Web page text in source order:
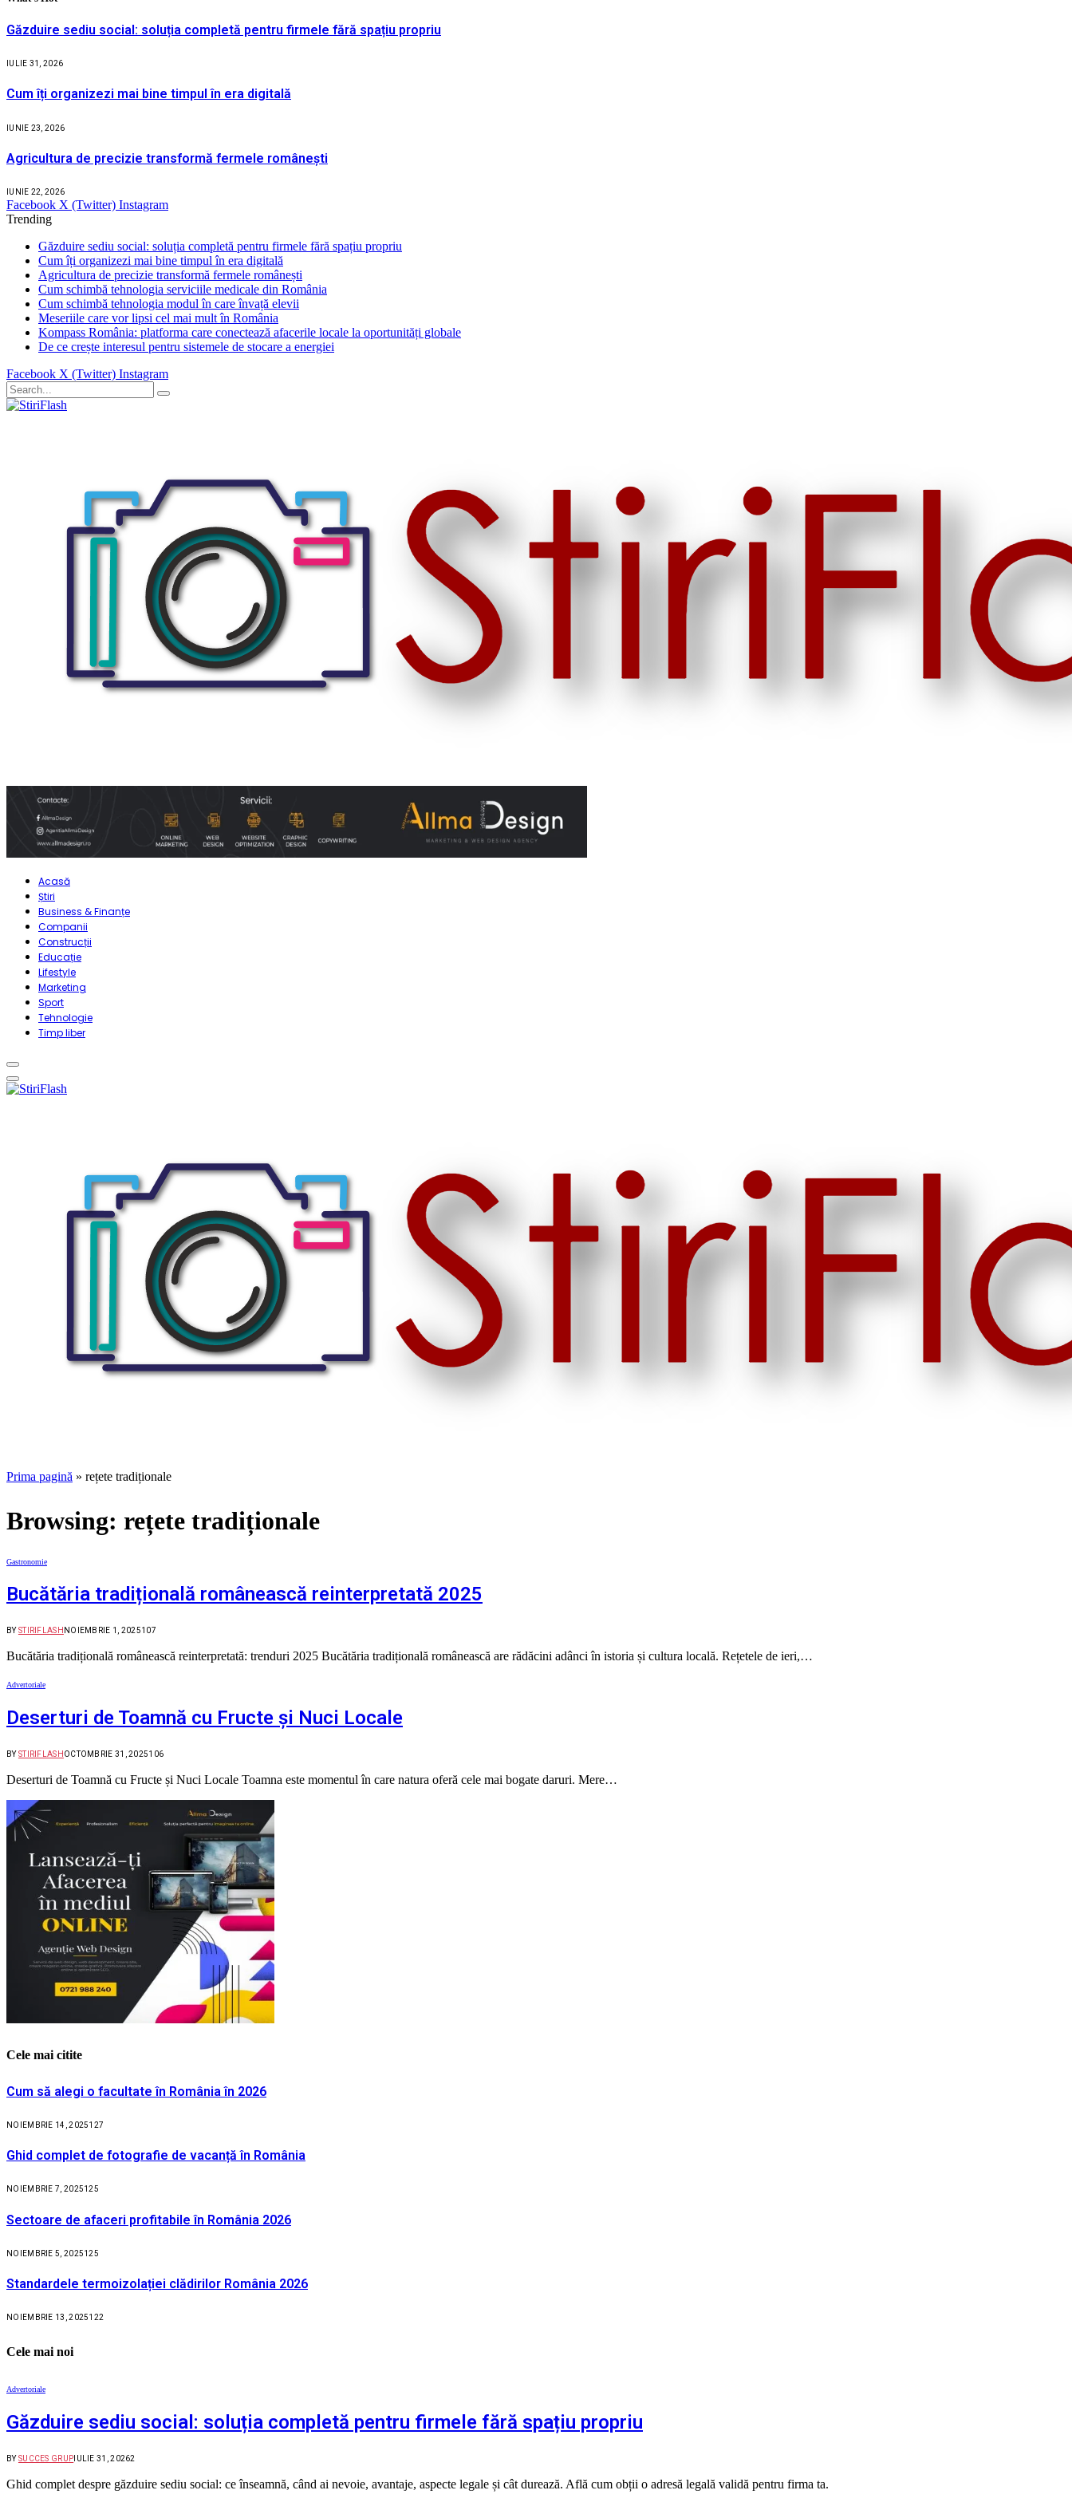
Găzduire sediu social: soluția completă pentru firmele fără spațiu propriu
IULIE 31, 2026
Cum îți organizezi mai bine timpul în era digitală
IUNIE 23, 2026
Agricultura de precizie transformă fermele românești
IUNIE 22, 2026
Facebook X (Twitter) Instagram
Trending
Găzduire sediu social: soluția completă pentru firmele fără spațiu propriu
Cum îți organizezi mai bine timpul în era digitală
Agricultura de precizie transformă fermele românești
Cum schimbă tehnologia serviciile medicale din România
Cum schimbă tehnologia modul în care învață elevii
Meseriile care vor lipsi cel mai mult în România
Kompass România: platforma care conectează afacerile locale la oportunități globale
De ce crește interesul pentru sistemele de stocare a energiei
Facebook X (Twitter) Instagram
Acasă
Știri
Business & Finanțe
Companii
Construcții
Educație
Lifestyle
Marketing
Sport
Tehnologie
Timp liber
Prima pagină » rețete tradiționale
Browsing: rețete tradiționale
Gastronomie
Bucătăria tradițională românească reinterpretată 2025
BY STIRIFLASH NOIEMBRIE 1, 2025107
Bucătăria tradițională românească reinterpretată: trenduri 2025 Bucătăria tradițională românească are rădăcini adânci în istoria și cultura locală. Rețetele de ieri,…
Advertoriale
Deserturi de Toamnă cu Fructe și Nuci Locale
BY STIRIFLASH OCTOMBRIE 31, 2025106
Deserturi de Toamnă cu Fructe și Nuci Locale Toamna este momentul în care natura oferă cele mai bogate daruri. Mere…
Cele mai citite
Cum să alegi o facultate în România în 2026
NOIEMBRIE 14, 2025127
Ghid complet de fotografie de vacanță în România
NOIEMBRIE 7, 2025125
Sectoare de afaceri profitabile în România 2026
NOIEMBRIE 5, 2025125
Standardele termoizolației clădirilor România 2026
NOIEMBRIE 13, 2025122
Cele mai noi
Advertoriale
Găzduire sediu social: soluția completă pentru firmele fără spațiu propriu
BY SUCCES GRUP IULIE 31, 20262
Ghid complet despre găzduire sediu social: ce înseamnă, când ai nevoie, avantaje, aspecte legale și cât durează. Află cum obții o adresă legală validă pentru firma ta.